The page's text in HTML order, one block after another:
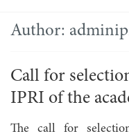
Author:
Call for
IPRI of the
The call for